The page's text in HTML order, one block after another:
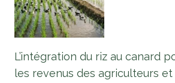
L’intégration du riz au canard
les revenus des agriculteurs